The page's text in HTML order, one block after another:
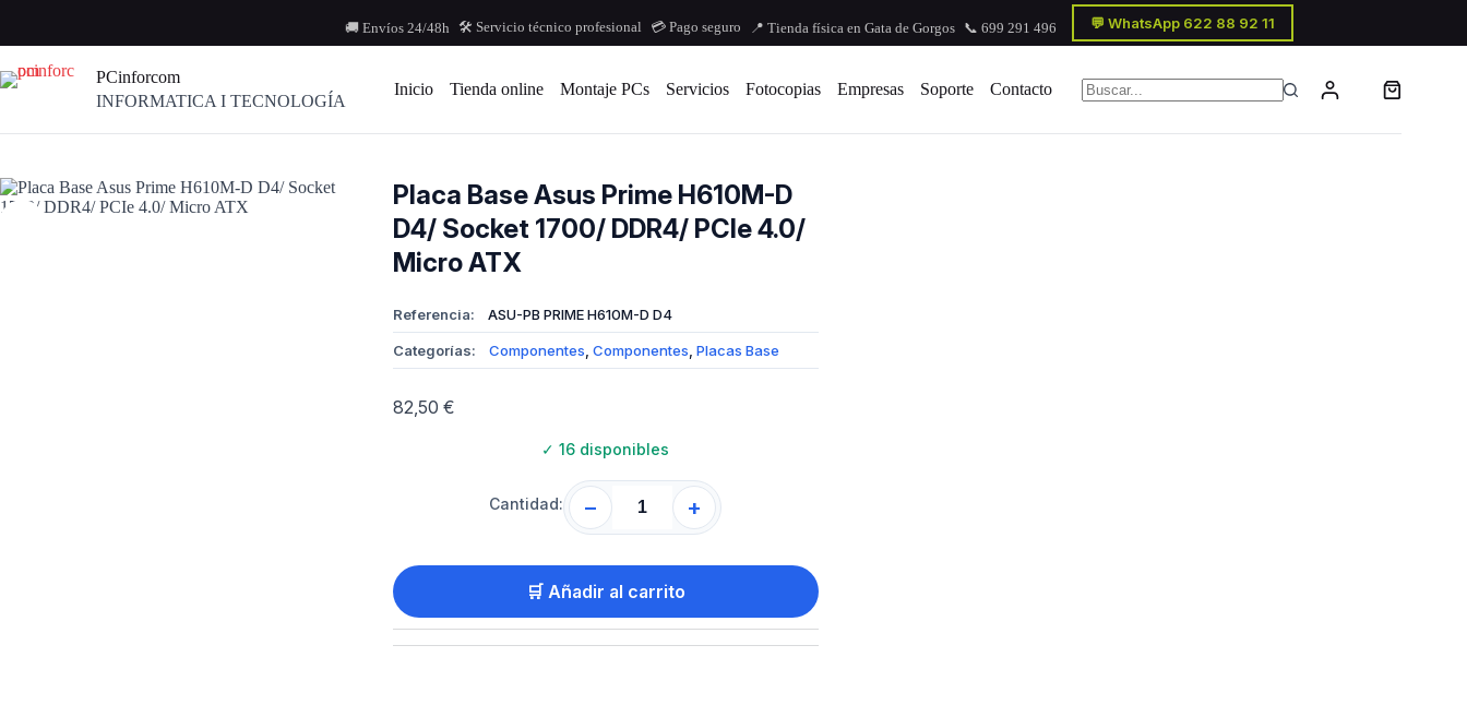
contenido
🚚 Envíos 24/48h 🛠️ Servicio técnico profesional 💳 Pago seguro 📍 Tienda física en Gata de Gorgos 📞 699 291 496 💬 WhatsApp 622 88 92 11
PCinforcom
INFORMATICA I TECNOLOGÍA
Inicio Tienda online Montaje PCs Servicios Fotocopias Empresas Soporte
Contacto
resultados
Carro
compra
Placa Base Asus Prime H610M-D
D4/ Socket 1700/ DDR4/ PCIe 4.0/
Micro ATX
Referencia: ASU-PB PRIME H610M-D D4
Categorías: Componentes Componentes Placas Base
82,50 €
✓ 16 disponibles
Cantidad: − +
🛒 Añadir al carrito